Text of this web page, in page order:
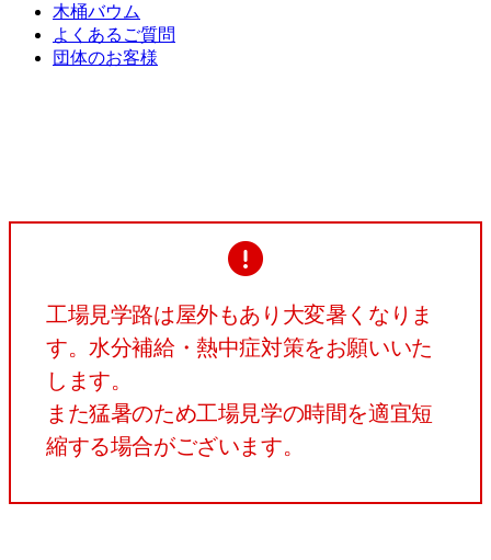
木桶バウム
よくあるご質問
団体のお客様
工場見学路は屋外もあり大変暑くなりま
す。水分補給・熱中症対策をお願いいた
します。
また猛暑のため工場見学の時間を適宜短
縮する場合がございます。